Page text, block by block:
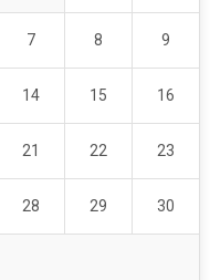
7 8 9
14 15 16
21 22 23
28 29 30